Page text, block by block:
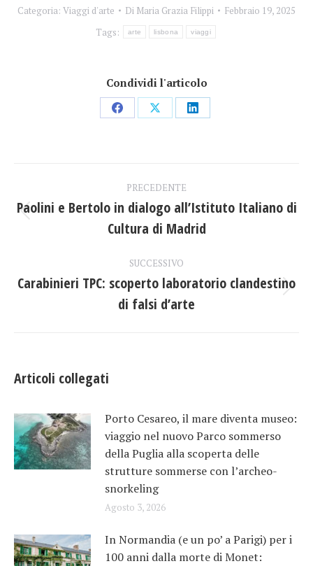
Categoria: Viaggi d'arte Di Maria Grazia Filippi
Febbraio 19, 2025
Tags:
arte lisbona viaggi
Condividi l'articolo
CondividiCondividiCondividi
tra
post
PRECEDENTE
Post
precedente:
Paolini e Bertolo in dialogo all’Istituto Italiano di
Cultura di Madrid
SUCCESSIVO
Prossimo
post:
Carabinieri TPC: scoperto laboratorio clandestino
di falsi d’arte
Articoli collegati
Porto Cesareo, il mare diventa museo:
viaggio nel nuovo Parco sommerso
della Puglia alla scoperta delle
strutture sommerse con l’archeo-
snorkeling
Agosto 3, 2026
In Normandia (e un po’ a Parigi) per i
100 anni dalla morte di Monet: